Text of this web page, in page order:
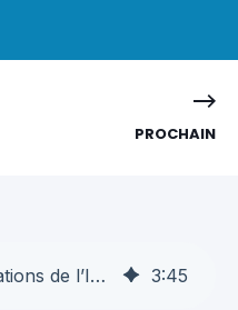
PROCHAIN
Les multiples ramifications de l’IA : Retour sur la Grande conférence AQT avec Yoshua Bengio - AQT 3:45